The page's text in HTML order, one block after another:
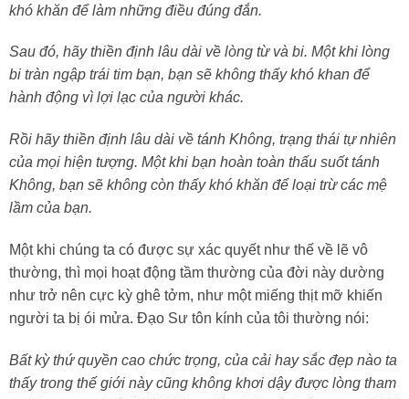
khó khăn để làm những điều đúng đắn.
Sau đó, hãy thiền định lâu dài về lòng từ và bi. Một khi lòng
bi tràn ngập trái tim bạn, bạn sẽ không thấy khó khan để
hành động vì lợi lạc của người khác.
Rồi hãy thiền định lâu dài về tánh Không, trạng thái tự nhiên
của mọi hiện tượng. Một khi bạn hoàn toàn thấu suốt tánh
Không, bạn sẽ không còn thấy khó khăn để loại trừ các mệ
lầm của bạn.
Một khi chúng ta có được sự xác quyết như thế về lẽ vô
thường, thì mọi hoạt động tầm thường của đời này dường
như trở nên cực kỳ ghê tởm, như một miếng thịt mỡ khiến
người ta bị ói mửa. Đạo Sư tôn kính của tôi thường nói:
Bất kỳ thứ quyền cao chức trọng, của cải hay sắc đẹp nào ta
thấy trong thế giới này cũng không khơi dậy được lòng tham